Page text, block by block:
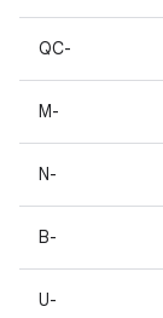
QC-
M-
N-
B-
U-